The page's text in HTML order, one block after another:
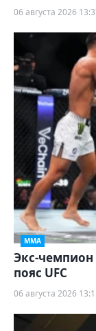
06 августа 2026
ММА
Экс-
пояс UFC
06 августа 2026